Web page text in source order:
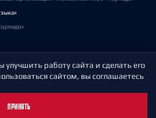
работу сайта и сделать его
сайтом, вы соглашаетесь
ПРИНЯТЬ